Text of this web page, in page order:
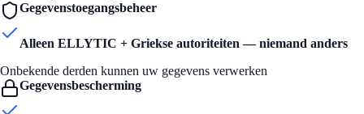
Gegevenstoegangsbeheer
Alleen ELLYTIC + Griekse autoriteiten — niemand anders
Onbekende derden kunnen uw gegevens verwerken
Gegevensbescherming